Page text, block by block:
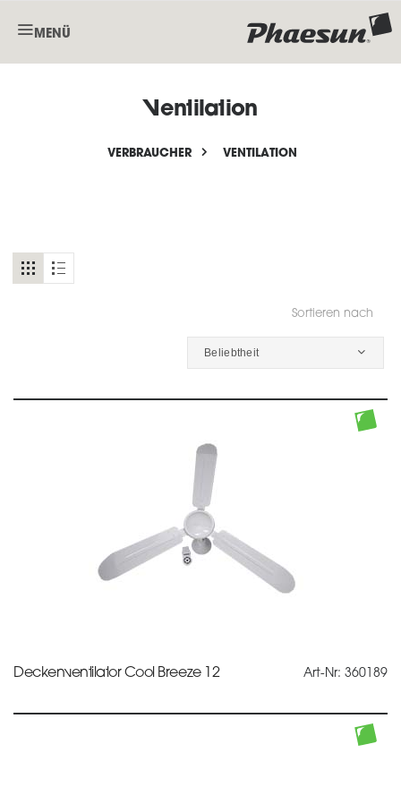
MENÜ
Ventilation
VERBRAUCHER VENTILATION
Sortieren nach
Beliebtheit
Deckenventilator Cool Breeze 12 Art-Nr: 360189